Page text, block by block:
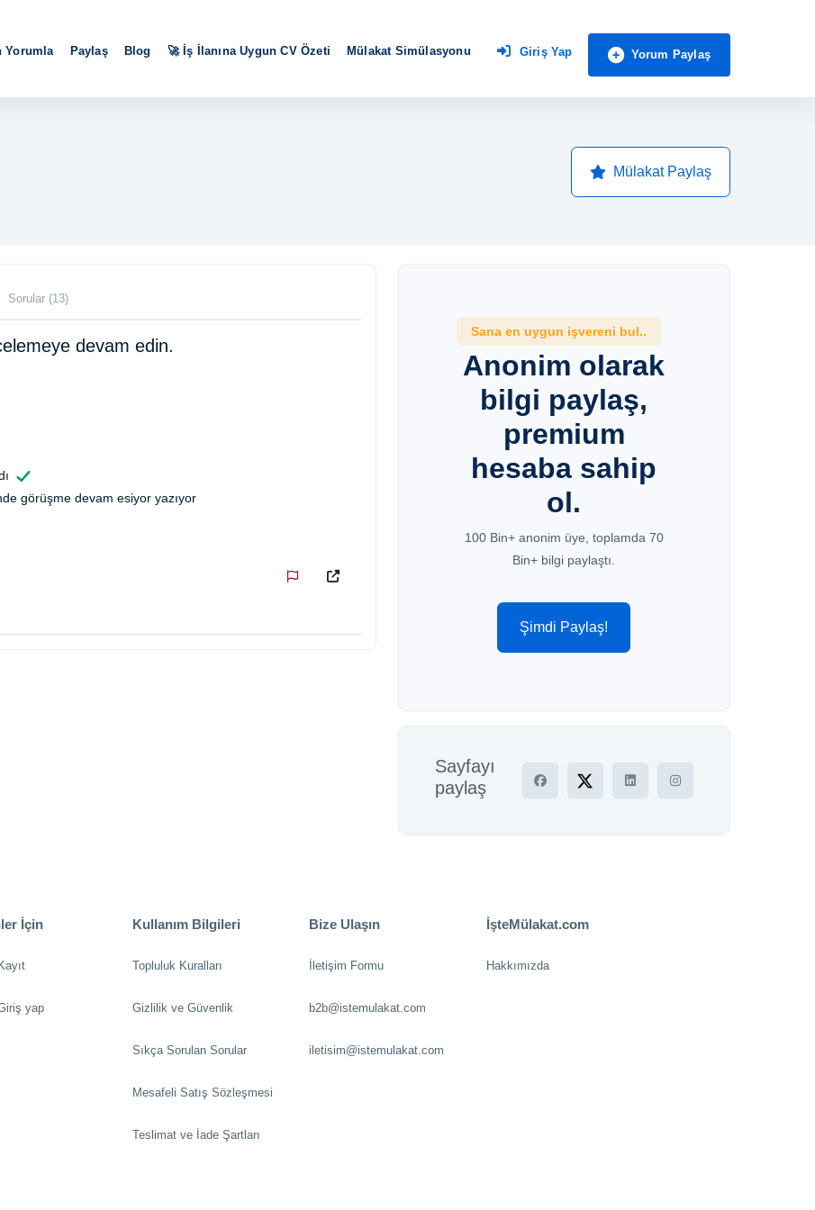
Yorumla Paylaş Blog 🚀 İş İlanına Uygun CV Özeti Mülakat Simülasyonu Giriş Yap Yorum Paylaş
Mülakat Paylaş
Sorular (13)
devam edin.
görüşme devam esiyor yazıyor
Sana en uygun işvereni bul..
Anonim olarak
bilgi paylaş,
premium
hesaba sahip
ol.
100 Bin+ anonim üye, toplamda 70
Bin+ bilgi paylaştı.
Şimdi Paylaş!
Sayfayı
paylaş
İçin
yap
Kullanım Bilgileri
Topluluk Kuralları
Gizlilik ve Güvenlik
Sıkça Sorulan Sorular
Mesafeli Satış Sözleşmesi
Teslimat ve İade Şartları
Bize Ulaşın
İletişim Formu
b2b@istemulakat.com
iletisim@istemulakat.com
İşteMülakat.com
Hakkımızda